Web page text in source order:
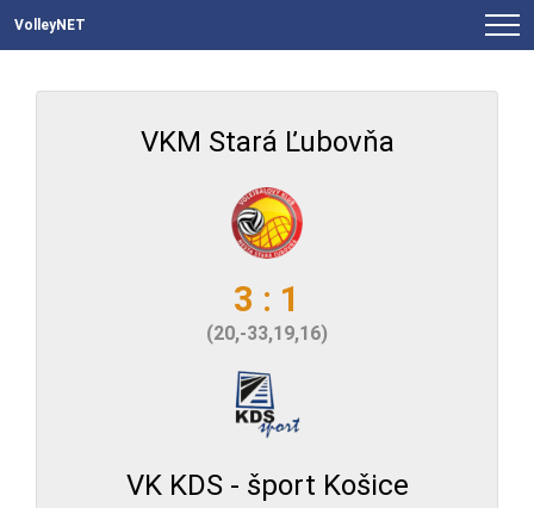
VolleyNET
VKM Stará Ľubovňa
3 : 1
(20,-33,19,16)
VK KDS - šport Košice